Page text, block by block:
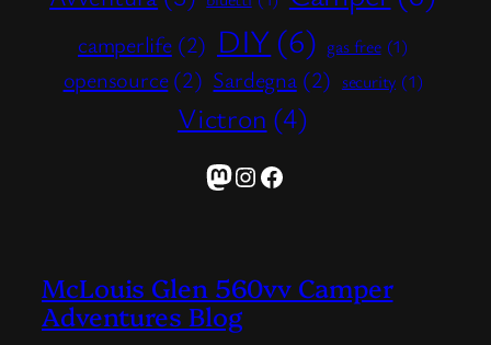
camperlife (2) DIY (6) gas free (1)
opensource (2) Sardegna (2) security (1)
Victron (4)
Mastodon
Instagram
Facebook
McLouis Glen 560vv Camper
Adventures Blog